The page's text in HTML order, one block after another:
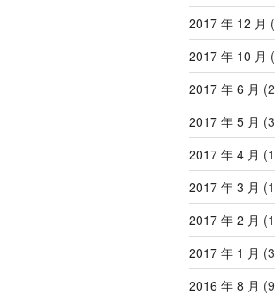
2017 年 12 月
2017 年 10 月
2017 年 6 月
2017 年 5 月
2017 年 4 月
2017 年 3 月
2017 年 2 月
2017 年 1 月
2016 年 8 月